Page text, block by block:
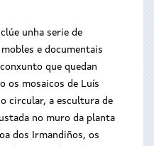
unha serie de
e documentais
que quedan
os mosaicos de Luís
circular, a escultura de
no muro da planta
dos Irmandiños, os